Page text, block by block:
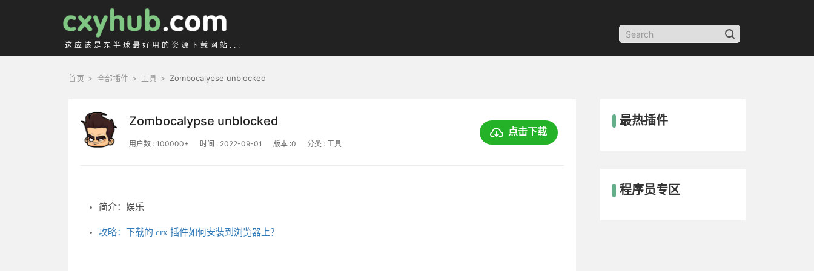
这应该是东半球最好用的资源下载网站...
首页 > 全部插件 > 工具 > Zombocalypse unblocked
Zombocalypse unblocked
用户数 : 100000+ 时间 : 2022-09-01 版本 :0 分类 : 工具
点击下载
简介：娱乐
攻略：下载的 crx 插件如何安装到浏览器上？
最热插件
程序员专区